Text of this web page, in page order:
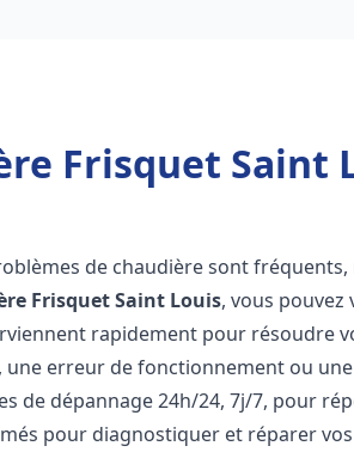
Frisquet Saint
de chaudière sont fréquents,
FrisquetSaint Louis, vous pouvez
rapidement pour résoudre
une erreur de fonctionnement ou
de dépannage 24h/24, 7j/7, pour
pour diagnostiquer et réparer